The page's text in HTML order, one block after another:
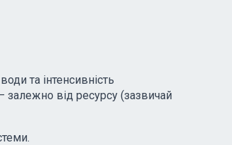
та інтенсивність
залежно від ресурсу (зазвичай